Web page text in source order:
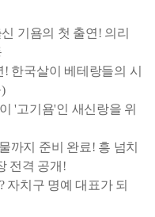
기욤의 첫 출연! 의리
한국살이 베테랑들의 시
'고기욤'인 새신랑을 위
까지 준비 완료! 흥 넘치
전격 공개!
치구 명예 대표가 되